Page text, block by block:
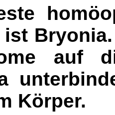
ist
auf
Körper.